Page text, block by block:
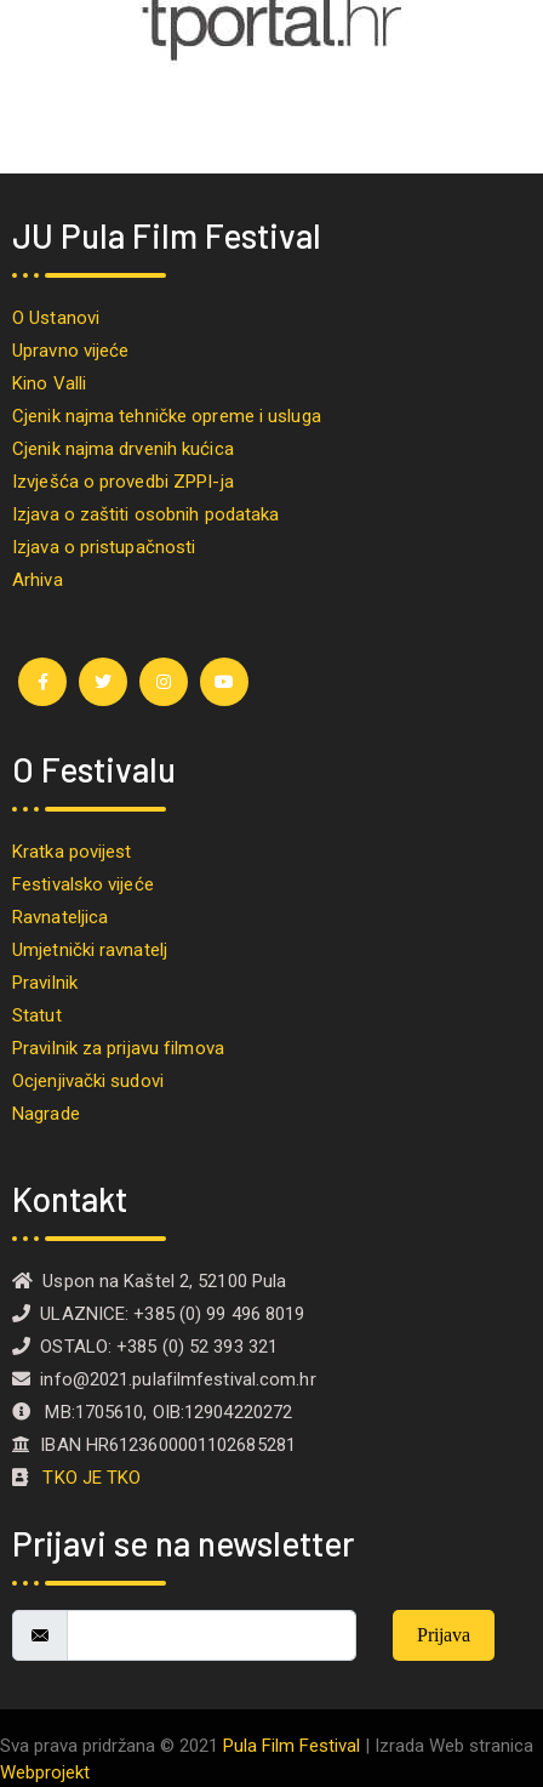
JU Pula Film Festival
O Ustanovi
Upravno vijeće
Kino Valli
Cjenik najma tehničke opreme i usluga
Cjenik najma drvenih kućica
Izvješća o provedbi ZPPI-ja
Izjava o zaštiti osobnih podataka
Izjava o pristupačnosti
Arhiva
O Festivalu
Kratka povijest
Festivalsko vijeće
Ravnateljica
Umjetnički ravnatelj
Pravilnik
Statut
Pravilnik za prijavu filmova
Ocjenjivački sudovi
Nagrade
Kontakt
Uspon na Kaštel 2, 52100 Pula
ULAZNICE: +385 (0) 99 496 8019
OSTALO: +385 (0) 52 393 321
info@2021.pulafilmfestival.com.hr
MB:1705610, OIB:12904220272
IBAN HR6123600001102685281
TKO JE TKO
Prijavi se na newsletter
Prijava
Sva prava pridržana © 2021 Pula Film Festival
| Izrada Web stranica
Webprojekt